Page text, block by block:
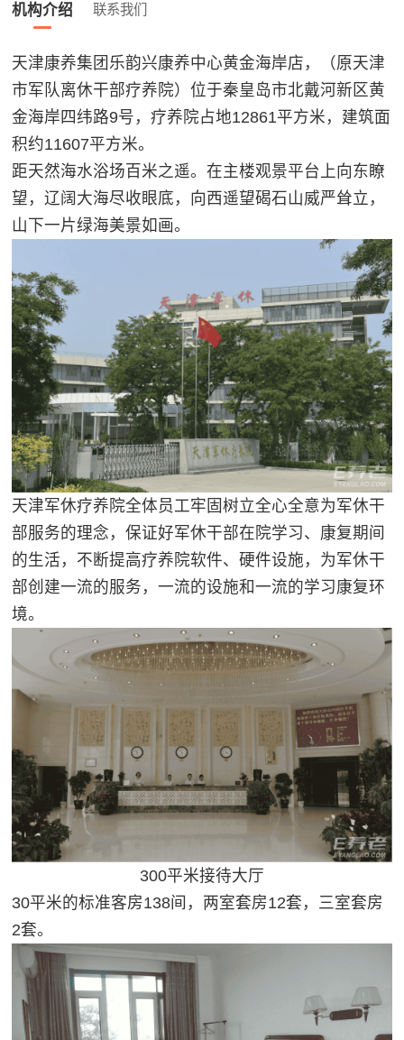
机构介绍 联系我们
天津康养集团乐韵兴康养中心黄金海岸店，（原天津
市军队离休干部疗养院）位于秦皇岛市北戴河新区黄
金海岸四纬路9号，疗养院占地12861平方米，建筑面
积约11607平方米。
距天然海水浴场百米之遥。在主楼观景平台上向东瞭
望，辽阔大海尽收眼底，向西遥望碣石山威严耸立，
山下一片绿海美景如画。
天津军休疗养院全体员工牢固树立全心全意为军休干
部服务的理念，保证好军休干部在院学习、康复期间
的生活，不断提高疗养院软件、硬件设施，为军休干
部创建一流的服务，一流的设施和一流的学习康复环
境。
300平米接待大厅
30平米的标准客房138间，两室套房12套，三室套房
2套。